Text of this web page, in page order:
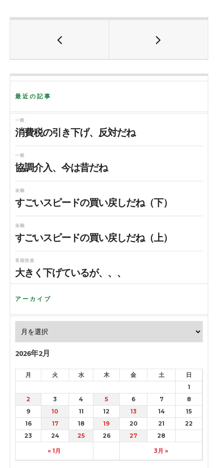
o
r
最近の記事
一般
消費税の引き下げ、反対だね
一般
協調介入、今は昔だね
金融
すごいスピードの買い戻しだね（下）
金融
すごいスピードの買い戻しだね（上）
長期投資
大きく下げているが、、、
アーカイブ
2026年2月
月 火 水 木 金 土 日
« 1月 3月 »
1
2
3 4 5 6 7
8
9
10 11 12 13 14
15
16
17 18 19 20 21
22
23
24 25 26 27 28